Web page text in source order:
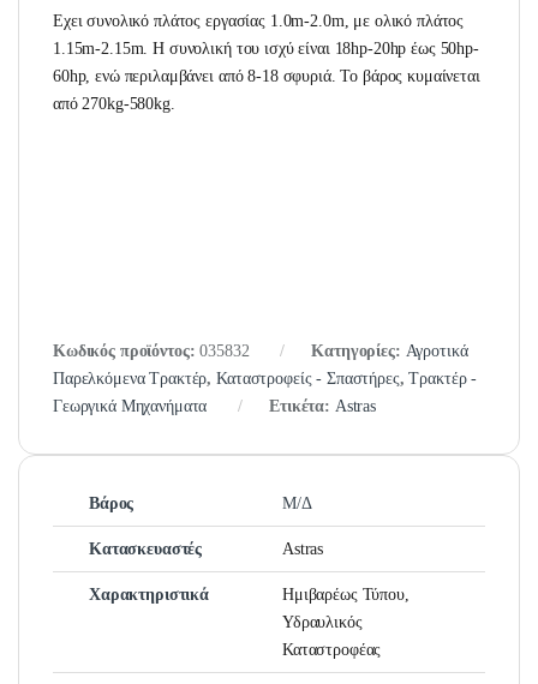
Εχει συνολικό πλάτος εργασίας 1.0m-2.0m, με ολικό πλάτος
1.15m-2.15m. Η συνολική του ισχύ είναι 18hp-20hp έως 50hp-
60hp, ενώ περιλαμβάνει από 8-18 σφυριά. Το βάρος κυμαίνεται
από 270kg-580kg.
Κωδικός προϊόντος:035832 Κατηγορίες: Αγροτικά
Παρελκόμενα Τρακτέρ,Καταστροφείς - Σπαστήρες,Τρακτέρ -
Γεωργικά Μηχανήματα
Ετικέτα: Astras
Βάρος Μ/Δ
Κατασκευαστές Astras
Χαρακτηριστικά
Ημιβαρέως Τύπου,
Υδραυλικός
Καταστροφέας